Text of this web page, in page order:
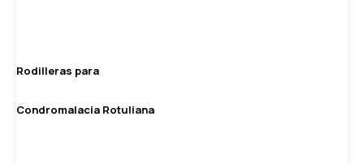
Rodilleras para
Condromalacia Rotuliana